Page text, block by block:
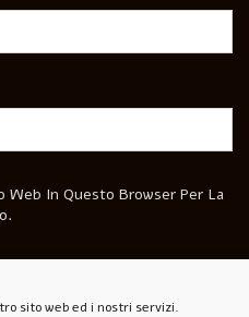
sito web ed i nostri servizi.
Web In Questo Browser Per La